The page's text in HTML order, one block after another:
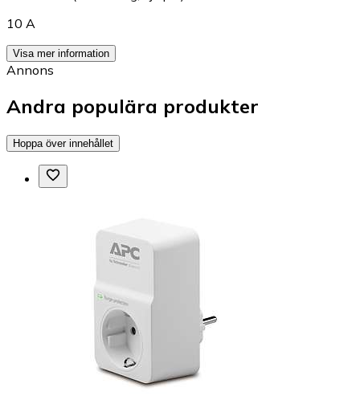
10 A
Visa mer information
Annons
Andra populära produkter
Hoppa över innehållet